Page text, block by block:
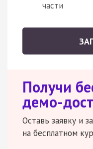
части
Получи
демо-
Оставь заявку и
на бесплатном